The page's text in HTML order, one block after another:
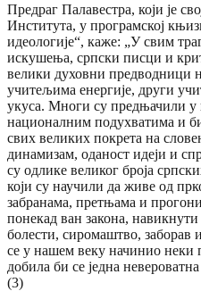
Предраг Палавестра, који је
Института, у програмској
идеологије“, каже: „У свим
искушења, српски писци и
велики духовни предводници
учитељима енергије, други
укуса. Многи су предњачили
националним подухватима и
свих великих покрета на
динамизам, оданост идеји и
су одлике великог броја
који су научили да живе од
забранама, претњама и
понекад ван закона,
болести, сиромаштво,
се у нашем веку начинио неки
добила би се једна
(3)